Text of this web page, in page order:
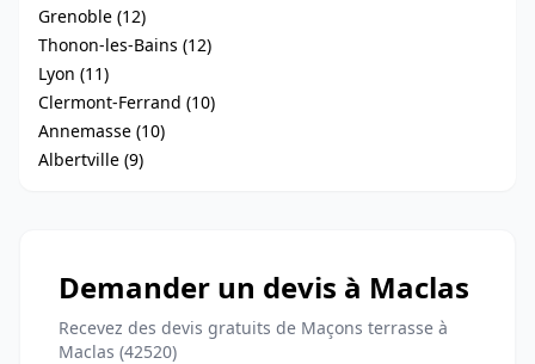
Grenoble (12)
Thonon-les-Bains (12)
Lyon (11)
Clermont-Ferrand (10)
Annemasse (10)
Albertville (9)
Demander un devis à Maclas
Recevez des devis gratuits de Maçons terrasse à
Maclas (42520)